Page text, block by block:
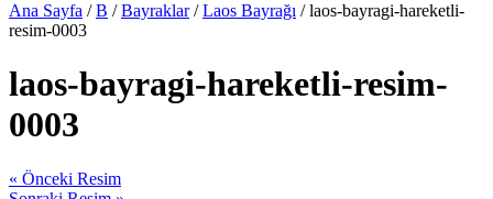
Ana Sayfa /B /Bayraklar/Laos Bayrağı / laos-bayragi-hareketli-
resim-0003
laos-bayragi-hareketli-resim-
0003
« Önceki Resim